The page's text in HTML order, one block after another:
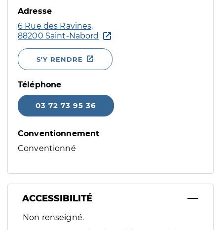
Adresse
6 Rue des Ravines,
88200 Saint-Nabord
S'Y RENDRE
Téléphone
03 72 73 95 36
Conventionnement
Conventionné
ACCESSIBILITÉ
Filtres
Sélectionnez un ou plusieurs handicaps/besoins
Non renseigné.